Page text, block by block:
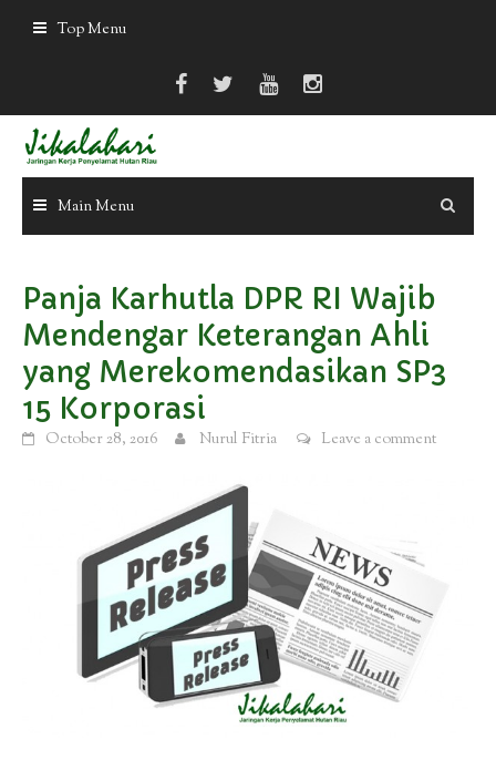
Top Menu
Main Menu
Panja Karhutla DPR RI Wajib
Mendengar Keterangan Ahli
yang Merekomendasikan SP3
15 Korporasi
October 28, 2016 Nurul Fitria Leave a comment